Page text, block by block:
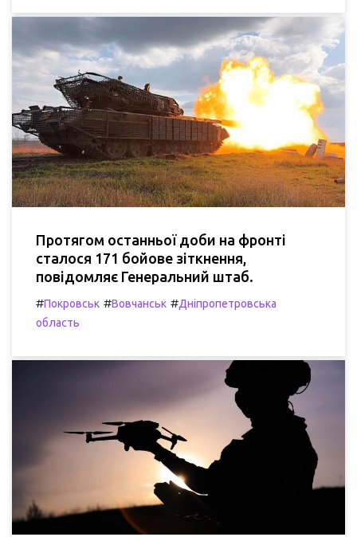
Протягом останньої доби на фронті
сталося 171 бойове зіткнення,
повідомляє Генеральний штаб.
#Покровськ #Вовчанськ #Дніпропетровська
область